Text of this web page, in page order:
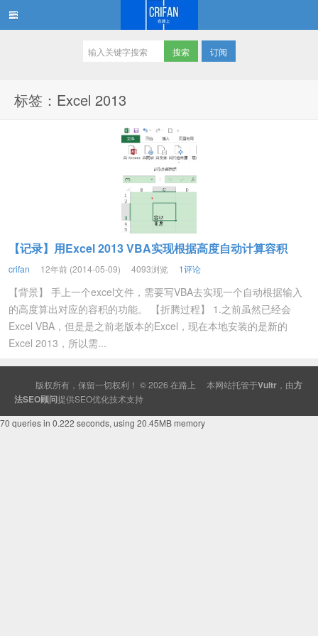
订阅
标签：Excel 2013
【记录】用Excel 2013 VBA实现根据高度自动计算容积
crifan 12年前 (2014-05-09) 4093浏览 1评论
【背景】 手上一个excel文件，需要写VBA去实现一个自动根据输入
的高度算出对应的容积的功能。 【折腾过程】 1.之前虽然已经会
Excel VBA，但是是之前老版本的Excel，现在本地安装的是新的
Excel 2013，所以需...
版权所有，保留一切权利！ © 2026 在路上 本网站托管于Vultr ，由方
法SEO顾问提供SEO优化技术支持
70 queries in 0.222 seconds, using 20.45MB memory